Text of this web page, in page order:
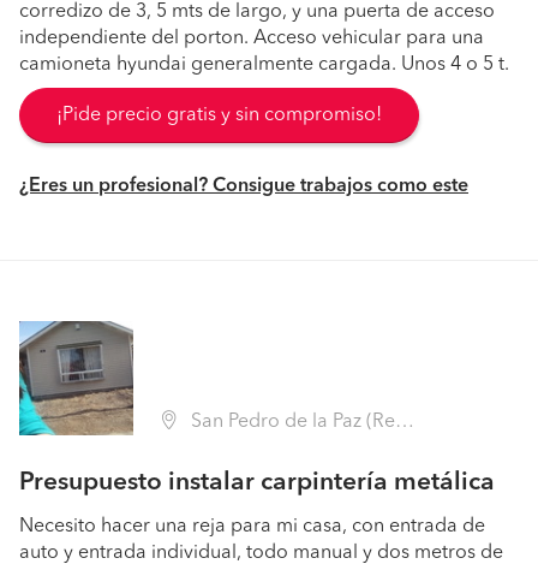
corredizo de 3, 5 mts de largo, y una puerta de acceso
independiente del porton. Acceso vehicular para una
camioneta hyundai generalmente cargada. Unos 4 o 5 t.
¡Pide precio gratis y sin compromiso!
¿Eres un profesional? Consigue trabajos como este
San Pedro de la Paz (Región VIII Biobío - Concepción)
Presupuesto instalar carpintería metálica
Necesito hacer una reja para mi casa, con entrada de
auto y entrada individual, todo manual y dos metros de